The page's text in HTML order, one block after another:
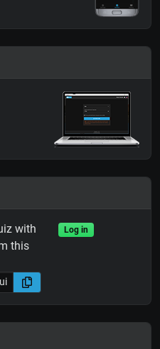
with
this
Log in